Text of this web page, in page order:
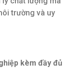
trường và uy
kèm đầy đủ